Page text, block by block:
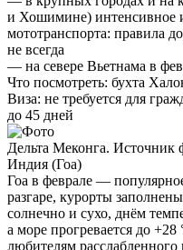
и Хошимине) интенсивное
мототранспорта: правила
не всегда
— на севере Вьетнама в
Что посмотреть: бухта
Виза: не требуется для
до 45 дней
Дельта Меконга. Источник
Индия (Гоа)
Гоа в феврале —
разгаре, курорты
солнечно и сухо, днём
а море прогревается до
любителям